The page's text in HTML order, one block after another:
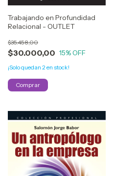
Trabajando en Profundidad
Relacional - OUTLET
$30.000,00
$35.458,00
15% OFF
¡Solo quedan 2 en stock!